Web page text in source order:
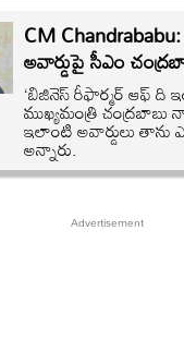
CM
అవార్డుపై సీఎం
‘బిజినెస్ రీఫార్మర్ ఆఫ్ ది
ముఖ్యమంత్రి చంద్రబాబు
ఇలాంటి అవార్డులు తాను
అన్నారు.